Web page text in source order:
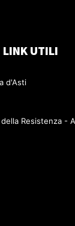
LINK UTILI
d'Asti
Resistenza -